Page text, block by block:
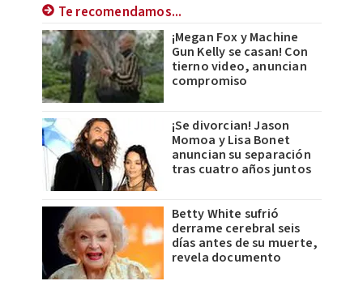
Te recomendamos...
¡Megan Fox y Machine
Gun Kelly se casan! Con
tierno video, anuncian
compromiso
¡Se divorcian! Jason
Momoa y Lisa Bonet
anuncian su separación
tras cuatro años juntos
Betty White sufrió
derrame cerebral seis
días antes de su muerte,
revela documento